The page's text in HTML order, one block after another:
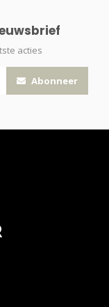
acties
Abonneer